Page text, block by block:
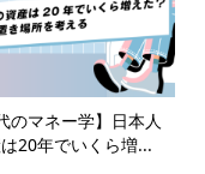
のマネー学】日本人
20年でいくら増...